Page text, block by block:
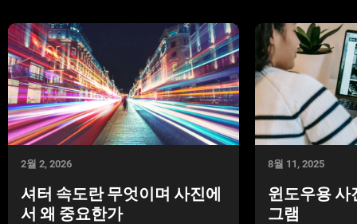
2월 2, 2026
셔터 속도란 무엇이며 사진에
서 왜 중요한가
8월 11, 2025
윈도우용 사
그램